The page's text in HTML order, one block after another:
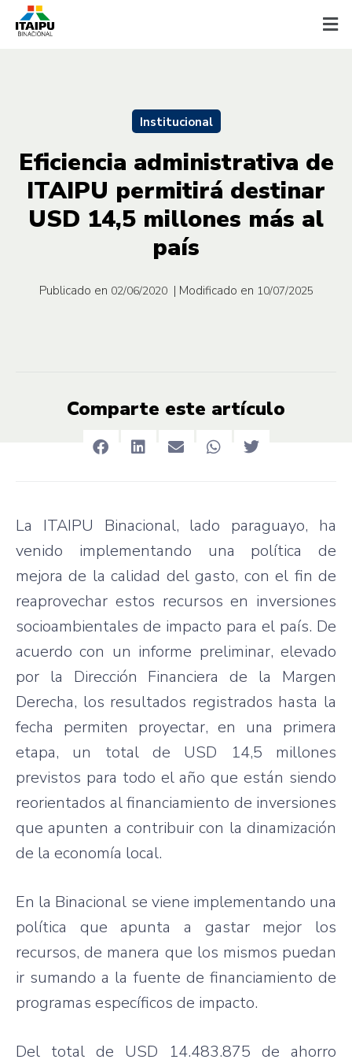
Institucional
Eficiencia administrativa de
ITAIPU permitirá destinar
USD 14,5 millones más al
país
Publicado en 02/06/2020 | Modificado en 10/07/2025
Comparte este artículo
La ITAIPU Binacional, lado paraguayo, ha
venido implementando una política de
mejora de la calidad del gasto, con el fin de
reaprovechar estos recursos en inversiones
socioambientales de impacto para el país. De
acuerdo con un informe preliminar, elevado
por la Dirección Financiera de la Margen
Derecha, los resultados registrados hasta la
fecha permiten proyectar, en una primera
etapa, un total de USD 14,5 millones
previstos para todo el año que están siendo
reorientados al financiamiento de inversiones
que apunten a contribuir con la dinamización
de la economía local.
En la Binacional se viene implementando una
política que apunta a gastar mejor los
recursos, de manera que los mismos puedan
ir sumando a la fuente de financiamiento de
programas específicos de impacto.
Del total de USD 14.483.875 de ahorro